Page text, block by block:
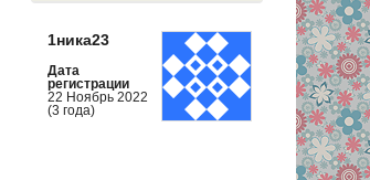
1ника23
Дата
регистрации
22 Ноябрь 2022
(3 года)